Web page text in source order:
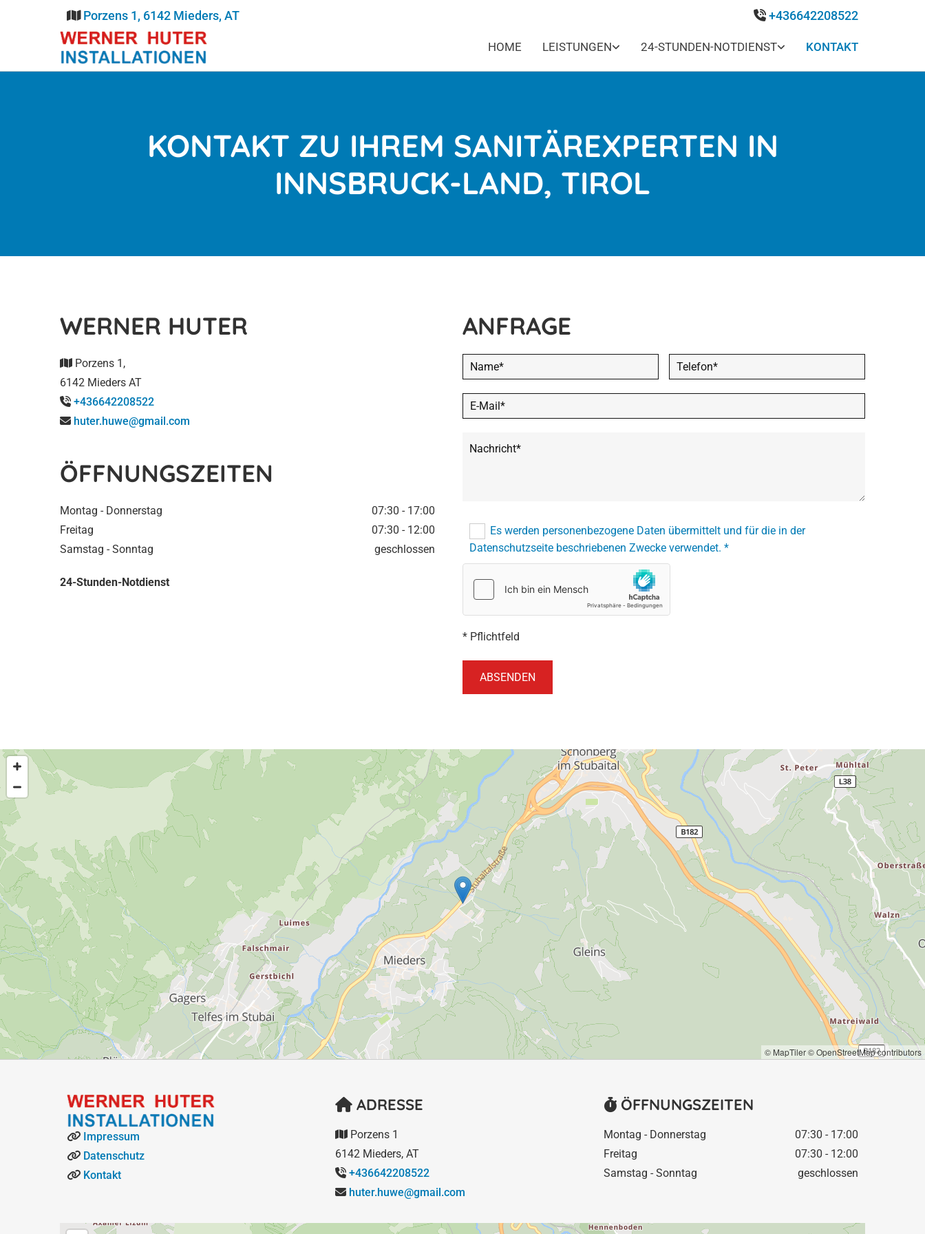
 Porzens 1, 6142 Mieders, AT  +436642208522
HOME LEISTUNGEN 24-STUNDEN-NOTDIENST KONTAKT
KONTAKT ZU IHREM SANITÄREXPERTEN IN
INNSBRUCK-LAND, TIROL
WERNER HUTER
 Porzens 1,
6142 Mieders AT
 +436642208522
 huter.huwe@gmail.com
ÖFFNUNGSZEITEN
Montag - Donnerstag
07:30 - 17:00
Freitag
07:30 - 12:00
Samstag - Sonntag
geschlossen
24-Stunden-Notdienst
ANFRAGE
Es werden personenbezogene Daten übermittelt und für die in der
Datenschutzseite beschriebenen Zwecke verwendet. *
* Pflichtfeld
© MapTiler© OpenStreetMap contributors
 Impressum
 Datenschutz
 Kontakt
ADRESSE
Porzens 1
6142 Mieders, AT
 +436642208522
 huter.huwe@gmail.com
ÖFFNUNGSZEITEN
Montag - Donnerstag
07:30 - 17:00
Freitag
07:30 - 12:00
Samstag - Sonntag
geschlossen